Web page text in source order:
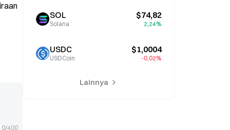
0/400
SOL
Solana
$74,82
2,24%
USDC
USDCoin
$1,0004
-0,02%
Lainnya